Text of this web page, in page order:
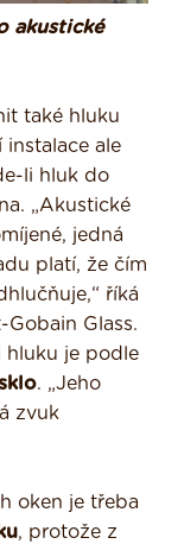
akustické
také hluku
instalace ale
li hluk do
„Akustické
jedná
platí, že čím
říká
Gobain Glass.
hluku je podle
. „Jeho
zvuk
oken je třeba
, protože z